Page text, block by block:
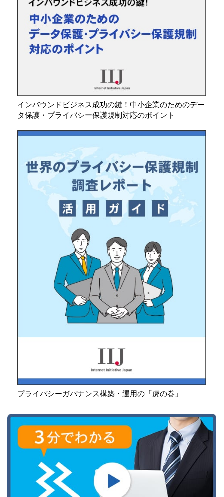
インバウンドビジネス成功の鍵！中小企業のためのデー
タ保護・プライバシー保護規制対応のポイント
プライバシーガバナンス構築・運用の「虎の巻」